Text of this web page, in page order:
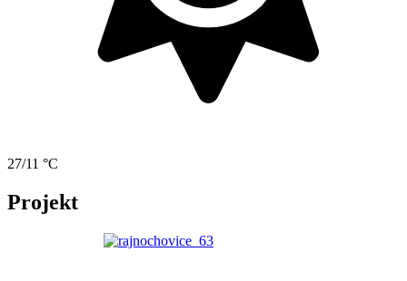
27/11 °C
Projekt